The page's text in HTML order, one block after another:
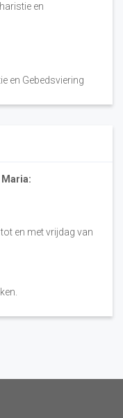
en
en Gebedsviering
en met vrijdag van